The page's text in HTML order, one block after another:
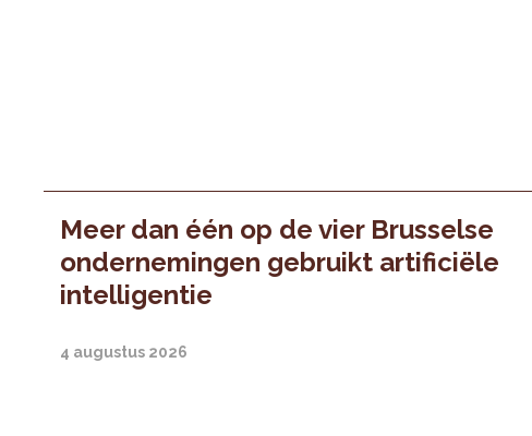
Meer dan één op de vier Brusselse
ondernemingen gebruikt artificiële
intelligentie
4 augustus 2026